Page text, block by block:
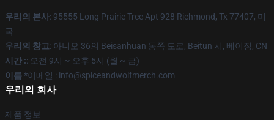
우리의 본사: 95555 Long Prairie Trce Apt 928 Richmond, Tx 77407, 미
국
우리의 창고: 아니오 36의 Beisanhuan 동쪽 도로, Beitun 시, 베이징, CN
시간 :: 오전 9시 ~ 오후 5시 (월 ~ 금)
이름 *이메일 : info@spiceandwolfmerch.com
우리의 회사
제품 정보